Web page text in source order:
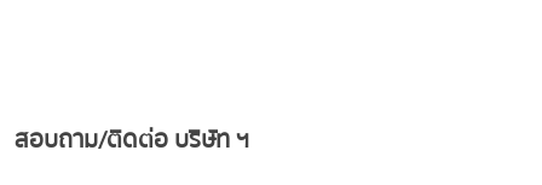
สอบถาม/ติดต่อ บริษัท ฯ